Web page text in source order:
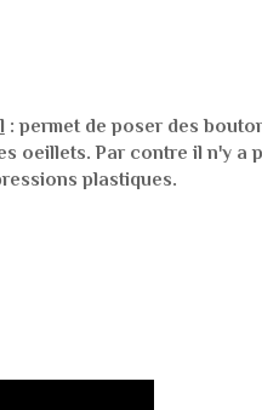
: permet de poser des
oeillets. Par contre il n'y a
plastiques.